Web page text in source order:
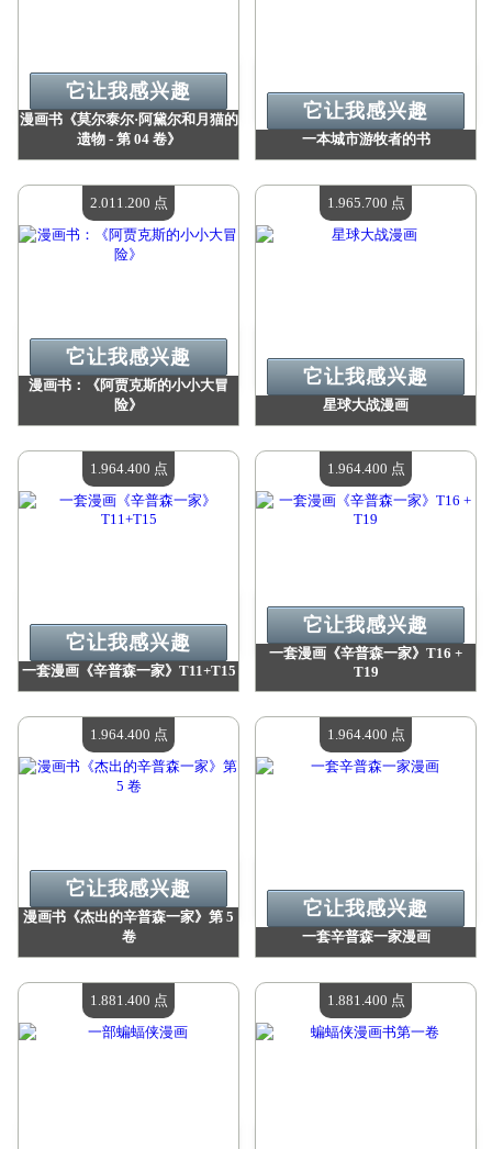
漫画书《莫尔泰尔·阿黛尔和月猫的
遗物 - 第 04 卷》
现有数量：4
它让我感兴趣
一本城市游牧者的书
现有数量：4
它让我感兴趣
漫画书：《阿贾克斯的小小大冒
险》
现有数量：4
它让我感兴趣
2.011.200 点
星球大战漫画
现有数量：4
它让我感兴趣
1.965.700 点
一套漫画《辛普森一家》T11+T15
现有数量：4
它让我感兴趣
1.964.400 点
一套漫画《辛普森一家》T16 +
T19
现有数量：4
它让我感兴趣
1.964.400 点
漫画书《杰出的辛普森一家》第 5
卷
现有数量：4
它让我感兴趣
1.964.400 点
一套辛普森一家漫画
现有数量：4
它让我感兴趣
1.964.400 点
1.881.400 点 1.881.400 点